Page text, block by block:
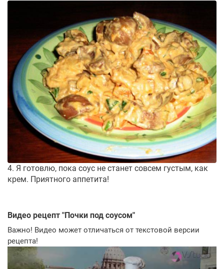
4. Я готовлю, пока соус не станет совсем густым, как
крем. Приятного аппетита!
Видео рецепт "Почки под соусом"
Важно! Видео может отличаться от текстовой версии
рецепта!